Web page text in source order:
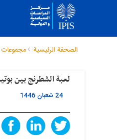
الصحفة الرئيسية مجموعات
لعبة الشطرنج بين
24 شعبان 1446